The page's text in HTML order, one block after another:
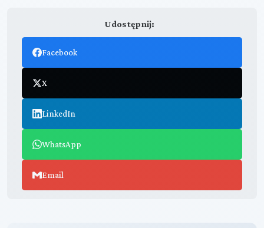
Udostępnij:
Facebook
X
LinkedIn
WhatsApp
Email